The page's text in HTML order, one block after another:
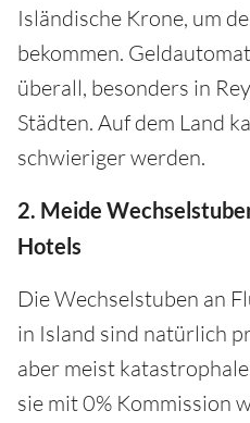
Isländische Krone, um
bekommen.
überall, besonders in
Städten. Auf dem Land
schwieriger werden.
2. Meide
Hotels
Die Wechselstuben an
in Island sind natürlich
aber meist
sie mit 0% Kommission